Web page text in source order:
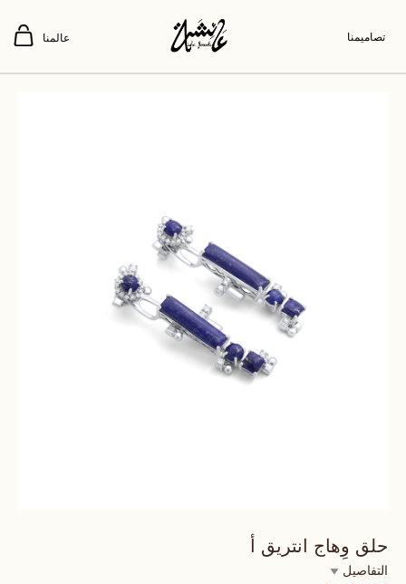
تصاميمنا عالمنا
حلق وِهاج انتريق أ
التفاصيل